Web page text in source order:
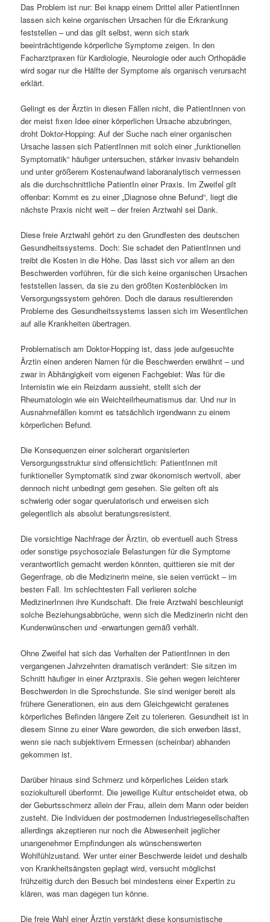
Das Problem ist nur: Bei knapp einem Drittel aller PatientInnen
lassen sich keine organischen Ursachen für die Erkrankung
feststellen – und das gilt selbst, wenn sich stark
beeinträchtigende körperliche Symptome zeigen. In den
Facharztpraxen für Kardiologie, Neurologie oder auch Orthopädie
wird sogar nur die Hälfte der Symptome als organisch verursacht
erklärt.
Gelingt es der Ärztin in diesen Fällen nicht, die PatientInnen von
der meist fixen Idee einer körperlichen Ursache abzubringen,
droht Doktor-Hopping: Auf der Suche nach einer organischen
Ursache lassen sich PatientInnen mit solch einer „funktionellen
Symptomatik“ häufiger untersuchen, stärker invasiv behandeln
und unter größerem Kostenaufwand laboranalytisch vermessen
als die durchschnittliche PatientIn einer Praxis. Im Zweifel gilt
offenbar: Kommt es zu einer „Diagnose ohne Befund“, liegt die
nächste Praxis nicht weit – der freien Arztwahl sei Dank.
Diese freie Arztwahl gehört zu den Grundfesten des deutschen
Gesundheitssystems. Doch: Sie schadet den PatientInnen und
treibt die Kosten in die Höhe. Das lässt sich vor allem an den
Beschwerden vorführen, für die sich keine organischen Ursachen
feststellen lassen, da sie zu den größten Kostenblöcken im
Versorgungssystem gehören. Doch die daraus resultierenden
Probleme des Gesundheitssystems lassen sich im Wesentlichen
auf alle Krankheiten übertragen.
Problematisch am Doktor-Hopping ist, dass jede aufgesuchte
Ärztin einen anderen Namen für die Beschwerden erwähnt – und
zwar in Abhängigkeit vom eigenen Fachgebiet: Was für die
Internistin wie ein Reizdarm aussieht, stellt sich der
Rheumatologin wie ein Weichteilrheumatismus dar. Und nur in
Ausnahmefällen kommt es tatsächlich irgendwann zu einem
körperlichen Befund.
Die Konsequenzen einer solcherart organisierten
Versorgungsstruktur sind offensichtlich: PatientInnen mit
funktioneller Symptomatik sind zwar ökonomisch wertvoll, aber
dennoch nicht unbedingt gern gesehen. Sie gelten oft als
schwierig oder sogar querulatorisch und erweisen sich
gelegentlich als absolut beratungsresistent.
Die vorsichtige Nachfrage der Ärztin, ob eventuell auch Stress
oder sonstige psychosoziale Belastungen für die Symptome
verantwortlich gemacht werden könnten, quittieren sie mit der
Gegenfrage, ob die Medizinerin meine, sie seien verrückt – im
besten Fall. Im schlechtesten Fall verlieren solche
MedizinerInnen ihre Kundschaft. Die freie Arztwahl beschleunigt
solche Beziehungsabbrüche, wenn sich die Medizinerin nicht den
Kundenwünschen und -erwartungen gemäß verhält.
Ohne Zweifel hat sich das Verhalten der PatientInnen in den
vergangenen Jahrzehnten dramatisch verändert: Sie sitzen im
Schnitt häufiger in einer Arztpraxis. Sie gehen wegen leichterer
Beschwerden in die Sprechstunde. Sie sind weniger bereit als
frühere Generationen, ein aus dem Gleichgewicht geratenes
körperliches Befinden längere Zeit zu tolerieren. Gesundheit ist in
diesem Sinne zu einer Ware geworden, die sich erwerben lässt,
wenn sie nach subjektivem Ermessen (scheinbar) abhanden
gekommen ist.
Darüber hinaus sind Schmerz und körperliches Leiden stark
soziokulturell überformt. Die jeweilige Kultur entscheidet etwa, ob
der Geburtsschmerz allein der Frau, allein dem Mann oder beiden
zusteht. Die Individuen der postmodernen Industriegesellschaften
allerdings akzeptieren nur noch die Abwesenheit jeglicher
unangenehmer Empfindungen als wünschenswerten
Wohlfühlzustand. Wer unter einer Beschwerde leidet und deshalb
von Krankheitsängsten geplagt wird, versucht möglichst
frühzeitig durch den Besuch bei mindestens einer Expertin zu
klären, was man dagegen tun könne.
Die freie Wahl einer Ärztin verstärkt diese konsumistische